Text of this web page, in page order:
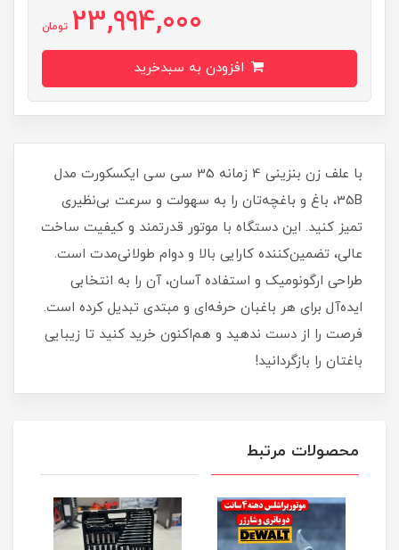
23,994,000 تومان
با علف زن بنزینی 4 زمانه 35 سی سی ایکسکورت مدل
35B، باغ و باغچه‌تان را به سهولت و سرعت بی‌نظیری
تمیز کنید. این دستگاه با موتور قدرتمند و کیفیت ساخت
عالی، تضمین‌کننده کارایی بالا و دوام طولانی‌مدت است.
طراحی ارگونومیک و استفاده آسان، آن را به انتخابی
ایده‌آل برای هر باغبان حرفه‌ای و مبتدی تبدیل کرده است.
فرصت را از دست ندهید و هم‌اکنون خرید کنید تا زیبایی
باغتان را بازگردانید!
محصولات مرتبط